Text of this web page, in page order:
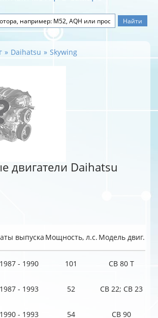
Daihatsu Skywing
двигатели Daihatsu
выпуска Мощность, л.с. Модель двиг.
1987 - 1990 101 CB 80 T
1987 - 1993 52 CB 22; CB 23
1990 - 1993 54 CB 90